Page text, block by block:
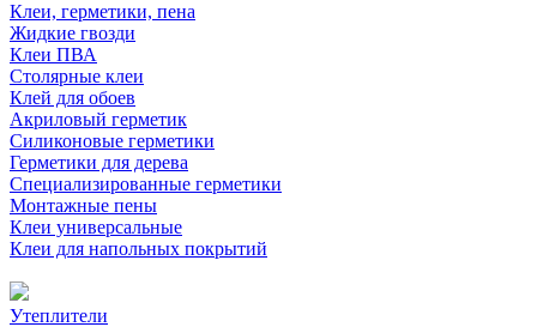
Клеи, герметики, пена
Жидкие гвозди
Клеи ПВА
Столярные клеи
Клей для обоев
Акриловый герметик
Силиконовые герметики
Герметики для дерева
Специализированные герметики
Монтажные пены
Клеи универсальные
Клеи для напольных покрытий
Утеплители